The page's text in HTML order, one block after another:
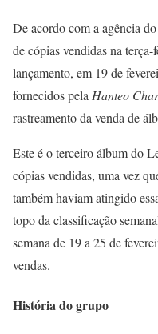
De acordo com a agência
de cópias vendidas na
lançamento, em 19 de
fornecidos pelaHanteo
rastreamento da venda de
Este é o terceiro álbum do
cópias vendidas, uma vez
também haviam atingido
topo da classificação
semana de 19 a 25 de
vendas.
História do grupo